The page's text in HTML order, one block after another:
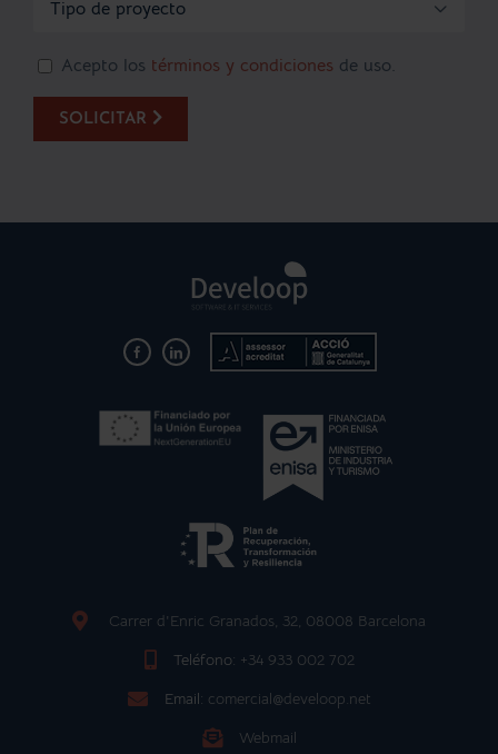

Acepto los términos y condiciones de uso.
SOLICITAR
Carrer d'Enric Granados, 32, 08008 Barcelona
Teléfono: +34 933 002 702
Email: comercial@develoop.net
Webmail